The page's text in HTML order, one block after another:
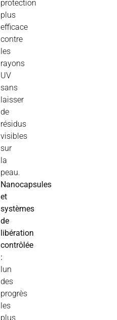
protection
plus
efficace
contre
les
rayons
UV
sans
laisser
de
résidus
visibles
sur
la
peau.
Nanocapsules
et
systèmes
de
libération
contrôlée
:
lun
des
progrès
les
plus